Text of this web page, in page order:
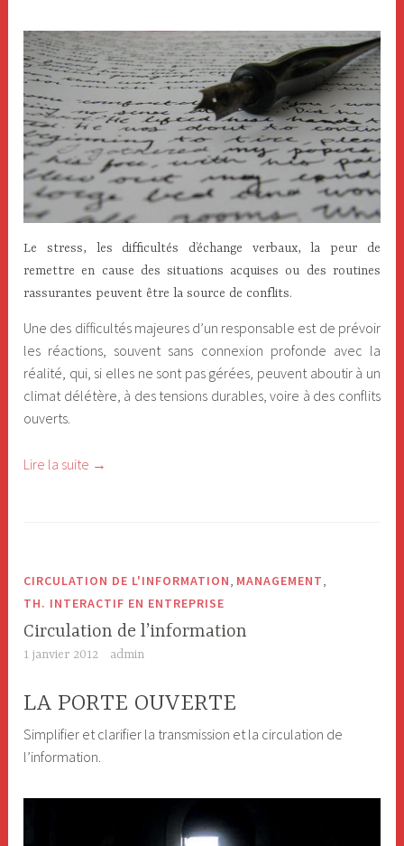
»
Le stress, les difficultés d’échange verbaux, la peur de
remettre en cause des situations acquises ou des routines
rassurantes peuvent être la source de conflits.
Une des difficultés majeures d’un responsable est de prévoir
les réactions, souvent sans connexion profonde avec la
réalité, qui, si elles ne sont pas gérées, peuvent aboutir à un
climat délétère, à des tensions durables, voire à des conflits
ouverts.
Lire la suite «
t
i
s
c
o
f
→
CIRCULATION DE L'INFORMATION MANAGEMENT
TH. INTERACTIF EN ENTREPRISE
Circulation de l’information
1 janvier 2012 admin
LA PORTE OUVERTE
Simplifier et clarifier la transmission et la circulation de
l’information.